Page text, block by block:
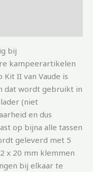
bij
kampeerartikelen
II van Vaude is
dat wordt gebruikt in
(niet
en dus
op bijna alle tassen
geleverd met 5
x 20 mm klemmen
bij elkaar te